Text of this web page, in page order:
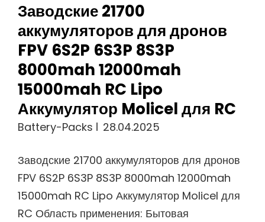
Заводские 21700
аккумуляторов для дронов
FPV 6S2P 6S3P 8S3P
8000mah 12000mah
15000mah RC Lipo
Аккумулятор Molicel для RC
Battery-Packs 28.04.2025
Заводские 21700 аккумуляторов для дронов
FPV 6S2P 6S3P 8S3P 8000mah 12000mah
15000mah RC Lipo Аккумулятор Molicel для
RC Область применения: Бытовая